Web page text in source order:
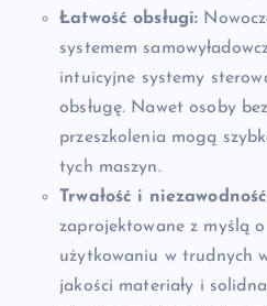
Łatwość obsługi:
systemem
intuicyjne systemy
obsługę. Nawet osoby
przeszkolenia mogą
tych maszyn.
Trwałość i
zaprojektowane z myślą o
użytkowaniu w trudnych
jakości materiały i